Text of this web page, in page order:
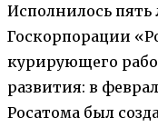
Исполнилось пять
Госкорпорации
курирующего
развития: в
Росатома был